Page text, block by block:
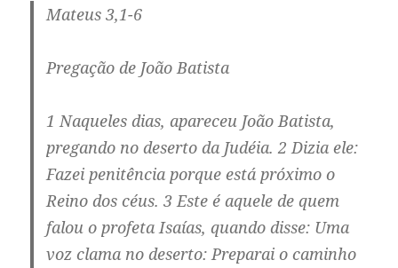
Mateus 3,1-6
Pregação de João Batista
1 Naqueles dias, apareceu João Batista,
pregando no deserto da Judéia. 2 Dizia ele:
Fazei penitência porque está próximo o
Reino dos céus. 3 Este é aquele de quem
falou o profeta Isaías, quando disse: Uma
voz clama no deserto: Preparai o caminho